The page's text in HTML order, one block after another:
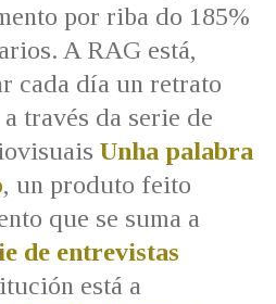
por riba do 185%
A RAG está,
cada día un retrato
través da serie de
Unha palabra
, un produto feito
que se suma a
de entrevistas
está a